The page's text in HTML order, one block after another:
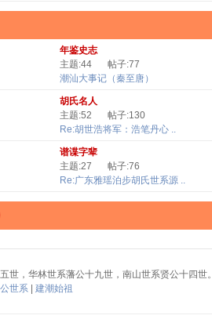
年鉴史志
主题:44
帖子:77
潮汕大事记（秦至唐）
胡氏名人
主题:52
帖子:130
Re:胡世浩将军：浩笔丹心 ..
谱谍字辈
主题:27
帖子:76
Re:广东雅瑶泊步胡氏世系源 ..
世，华林世系藩公十九世，南山世系贤公十四世。
世系
建潮始祖